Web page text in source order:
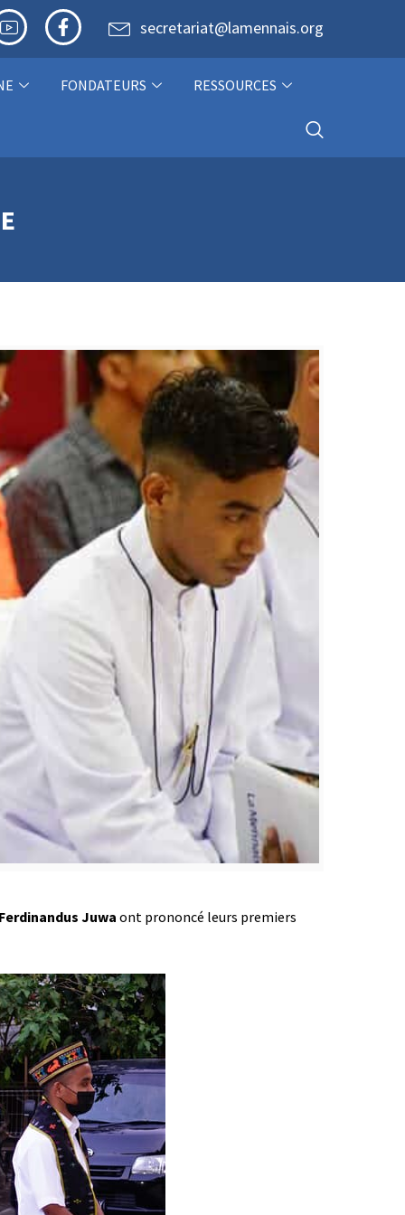
secretariat@lamennais.org
FONDATEURS RESSOURCES
Juwa ont prononcé leurs premiers